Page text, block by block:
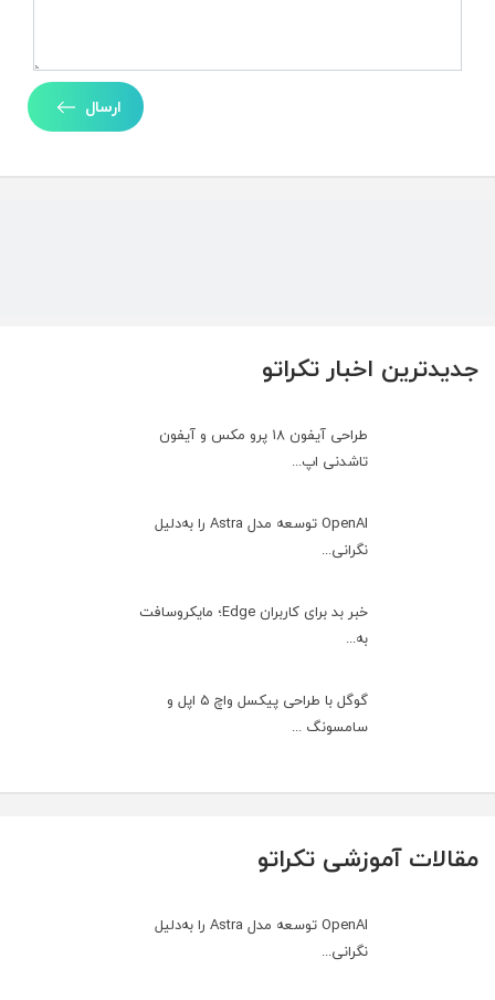
جدیدترین اخبار تکراتو
طراحی آیفون ۱۸ پرو مکس و آیفون
تاشدنی اپ...
OpenAI توسعه مدل Astra را به‌دلیل
نگرانی...
خبر بد برای کاربران Edge؛ مایکروسافت
به‌...
گوگل با طراحی پیکسل واچ ۵ اپل و
سامسونگ ...
ارسال
مقالات آموزشی تکراتو
OpenAI توسعه مدل Astra را به‌دلیل
نگرانی...